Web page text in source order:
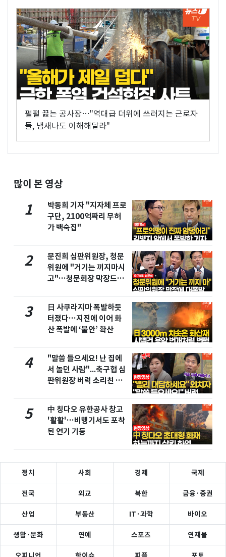
펄펄 끓는 공사장…"역대급 더위에 쓰러지는 근로자
들, 냄새나도 이해해달라"
많이 본 영상
1
박동희 기자 "지자체 프로
구단, 2100억짜리 무허
가 백숙집"
2
문진희 심판위원장, 청문
위원에 "거기는 끼지마시
고"…청문회장 막장드라
3
日 사쿠라지마 폭발하듯
터졌다…지진에 이어 화
산 폭발에 ‘불안’ 확산
4
"말씀 들으세요! 난 집에
서 놀던 사람"...축구협 심
판위원장 버럭 소리친 이
5
中 칭다오 유한공사 창고
'활활'…비행기서도 포착
된 연기 기둥
정치 사회 경제 국제
전국 외교 북한 금융·증권
산업 부동산 IT·과학 바이오
생활·문화 연예 스포츠 연재물